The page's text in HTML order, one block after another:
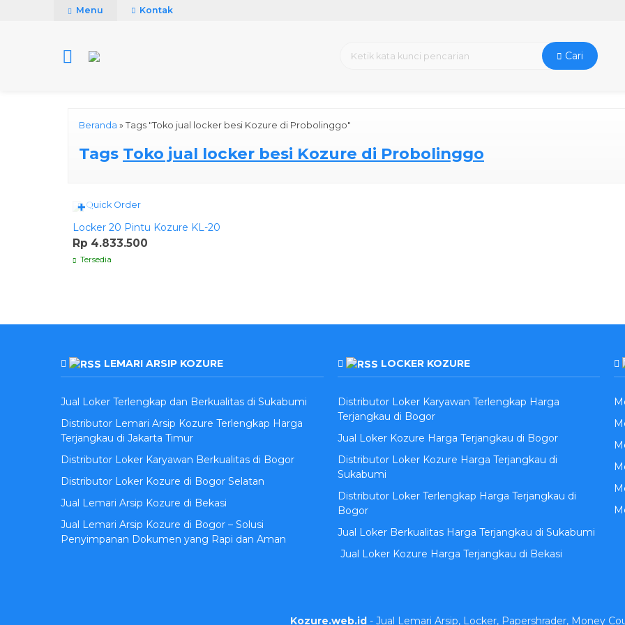
Menu Kontak
Cari
Beranda » Tags "Toko jual locker besi Kozure di Probolinggo"
Tags Toko jual locker besi Kozure di Probolinggo
Quick Order
Locker 20 Pintu Kozure KL-20
Rp 4.833.500
Tersedia
✚
LEMARI ARSIP KOZURE
Jual Loker Terlengkap dan Berkualitas di Sukabumi
Distributor Lemari Arsip Kozure Terlengkap Harga
Terjangkau di Jakarta Timur
Distributor Loker Karyawan Berkualitas di Bogor
Distributor Loker Kozure di Bogor Selatan
Jual Lemari Arsip Kozure di Bekasi
Jual Lemari Arsip Kozure di Bogor – Solusi
Penyimpanan Dokumen yang Rapi dan Aman
LOCKER KOZURE
Distributor Loker Karyawan Terlengkap Harga
Terjangkau di Bogor
Jual Loker Kozure Harga Terjangkau di Bogor
Distributor Loker Kozure Harga Terjangkau di
Sukabumi
Distributor Loker Terlengkap Harga Terjangkau di
Bogor
Jual Loker Berkualitas Harga Terjangkau di Sukabumi
Jual Loker Kozure Harga Terjangkau di Bekasi
Kozure.web.id- Jual Lemari Arsip, Locker, Papershrader, Money